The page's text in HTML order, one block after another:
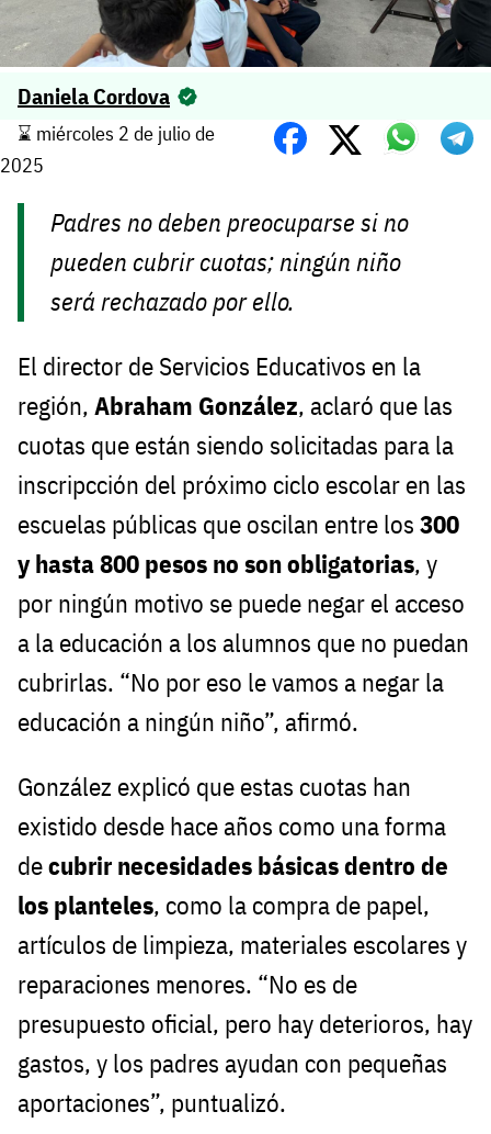
Daniela Cordova
⌛️ miércoles 2 de julio de
2025
Padres no deben preocuparse si no
pueden cubrir cuotas; ningún niño
será rechazado por ello.
El director de Servicios Educativos en la
región, Abraham González, aclaró que las
cuotas que están siendo solicitadas para la
inscripcción del próximo ciclo escolar en las
escuelas públicas que oscilan entre los 300
y hasta 800 pesos no son obligatorias, y
por ningún motivo se puede negar el acceso
a la educación a los alumnos que no puedan
cubrirlas. “No por eso le vamos a negar la
educación a ningún niño”, afirmó.
González explicó que estas cuotas han
existido desde hace años como una forma
decubrir necesidades básicas dentro de
los planteles, como la compra de papel,
artículos de limpieza, materiales escolares y
reparaciones menores. “No es de
presupuesto oficial, pero hay deterioros, hay
gastos, y los padres ayudan con pequeñas
aportaciones”, puntualizó.